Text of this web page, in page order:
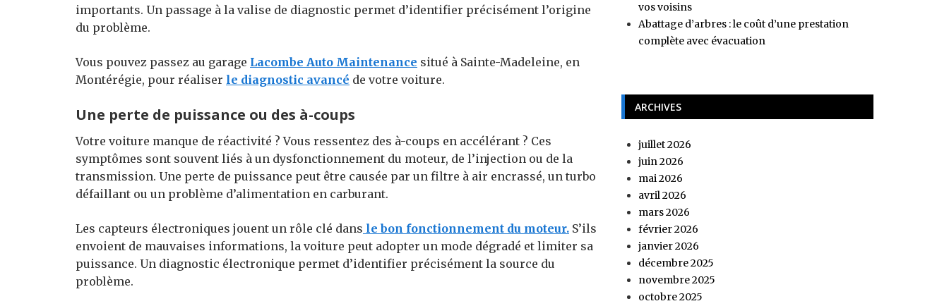
importants. Un passage à la valise de diagnostic permet d’identifier précisément l’origine
du problème.
Vous pouvez passez au garage Lacombe Auto Maintenance situé à Sainte-Madeleine, en
Montérégie, pour réaliser le diagnostic avancé de votre voiture.
Une perte de puissance ou des à-coups
Votre voiture manque de réactivité ? Vous ressentez des à-coups en accélérant ? Ces
symptômes sont souvent liés à un dysfonctionnement du moteur, de l’injection ou de la
transmission. Une perte de puissance peut être causée par un filtre à air encrassé, un turbo
défaillant ou un problème d’alimentation en carburant.
Les capteurs électroniques jouent un rôle clé dans le bon fonctionnement du moteur. S’ils
envoient de mauvaises informations, la voiture peut adopter un mode dégradé et limiter sa
puissance. Un diagnostic électronique permet d’identifier précisément la source du
problème.
vos voisins
Abattage d’arbres : le coût d’une prestation
complète avec évacuation
ARCHIVES
juillet 2026
juin 2026
mai 2026
avril 2026
mars 2026
février 2026
janvier 2026
décembre 2025
novembre 2025
octobre 2025